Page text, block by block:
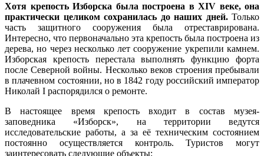
Хотя крепость Изборска была построена в XIV веке, она
практически целиком сохранилась до наших дней.Только
часть защитного сооружения была отреставрирована.
Интересно, что первоначально эта крепость была построена из
дерева, но через несколько лет сооружение укрепили камнем.
Изборская крепость перестала выполнять функцию форта
после Северной войны. Несколько веков строения пребывали
в плачевном состоянии, но в 1842 году российский император
Николай I распорядился о ремонте.
В настоящее время крепость входит в состав музея-
заповедника «Изборск», на территории ведутся
исследовательские работы, а за её техническим состоянием
постоянно осуществляется контроль. Туристов могут
заинтересовать следующие объекты: